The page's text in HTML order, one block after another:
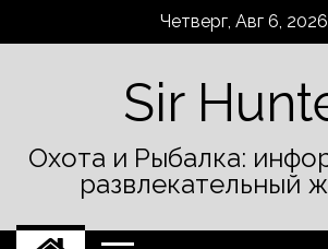
Четверг, Авг 6, 2026
Sir
Охота и Рыбалка:
развлекательный